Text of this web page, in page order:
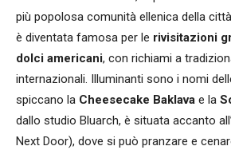
più popolosa comunità ellenica della
è diventata famosa per le rivisitazioni
dolci americani, con richiami a
internazionali. Illuminanti sono i nomi
spiccano la Cheesecake Baklava e la
dallo studio Bluarch, è situata accanto
Next Door), dove si può pranzare e